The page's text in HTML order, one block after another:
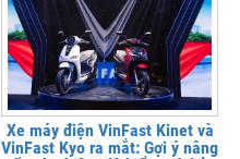
Xe máy điện VinFast Kinet và
VinFast Kyo ra mắt: Gợi ý nâng